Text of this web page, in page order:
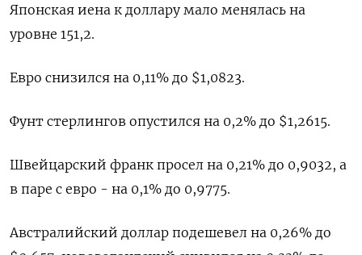
Японская иена к доллару мало менялась на
уровне 151,2.
Евро снизился на 0,11% до $1,0823.
Фунт стерлингов опустился на 0,2% до $1,2615.
Швейцарский франк просел на 0,21% до 0,9032​, а
в паре с евро - на 0,1%​ до 0,9775.
Австралийский доллар подешевел на 0,26% до